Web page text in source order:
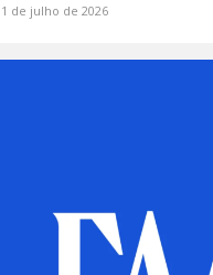
1 de julho de 2026